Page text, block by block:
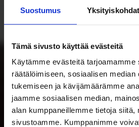
Suostumus Yksityiskohdat
Tämä sivusto käyttää evästeitä
Käytämme evästeitä tarjoamamme
räätälöimiseen, sosiaalisen median
tukemiseen ja kävijämäärämme
jaamme sosiaalisen median,
alan kumppaneillemme tietoja siitä,
sivustoamme. Kumppanimme